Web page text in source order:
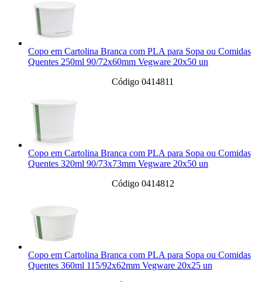
Copo em Cartolina Branca com PLA para Sopa ou Comidas
Quentes 250ml 90/72x60mm Vegware 20x50 un
Código 0414811
Copo em Cartolina Branca com PLA para Sopa ou Comidas
Quentes 320ml 90/73x73mm Vegware 20x50 un
Código 0414812
Copo em Cartolina Branca com PLA para Sopa ou Comidas
Quentes 360ml 115/92x62mm Vegware 20x25 un